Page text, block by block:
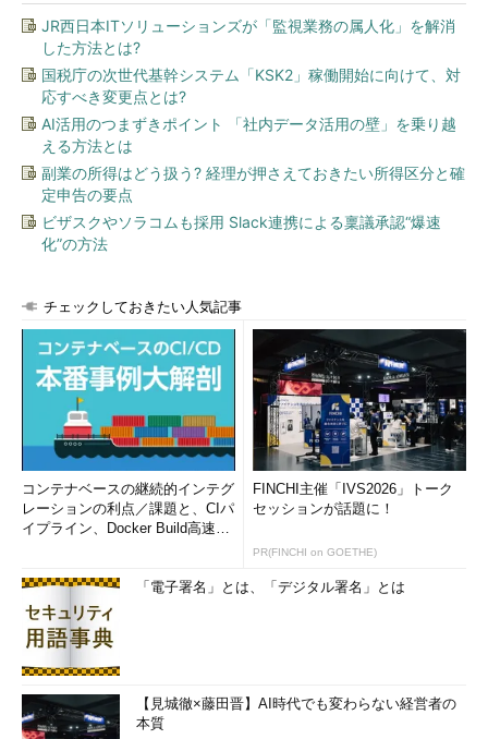
JR西日本ITソリューションズが「監視業務の属人化」を解消
した方法とは?
国税庁の次世代基幹システム「KSK2」稼働開始に向けて、対
応すべき変更点とは?
AI活用のつまずきポイント 「社内データ活用の壁」を乗り越
える方法とは
副業の所得はどう扱う? 経理が押さえておきたい所得区分と確
定申告の要点
ビザスクやソラコムも採用 Slack連携による稟議承認“爆速
化”の方法
チェックしておきたい人気記事
コンテナベースの継続的インテグ
レーションの利点／課題と、CIパ
イプライン、Docker Build高速化
FINCHI主催「IVS2026」トーク
セッションが話題に！
PR(FINCHI on GOETHE)
「電子署名」とは、「デジタル署名」とは
【見城徹×藤田晋】AI時代でも変わらない経営者の
本質